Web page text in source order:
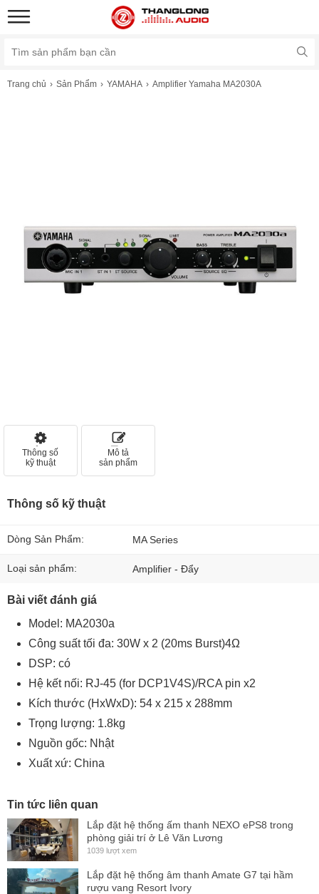
Trang chủ Sản Phẩm YAMAHA Amplifier Yamaha MA2030A
Thông số
kỹ thuật
Mô tả
sản phẩm
Thông số kỹ thuật
Dòng Sản Phẩm: MA Series
Loại sản phẩm: Amplifier - Đẩy
Bài viết đánh giá
Model: MA2030a
Công suất tối đa: 30W x 2 (20ms Burst)4Ω
DSP: có
Hệ kết nối: RJ-45 (for DCP1V4S)/RCA pin x2
Kích thước (HxWxD): 54 x 215 x 288mm
Trọng lượng: 1.8kg
Nguồn gốc: Nhật
Xuất xứ: China
Tin tức liên quan
Lắp đặt hệ thống ấm thanh NEXO ePS8 trong
phòng giải trí ở Lê Văn Lương
1039 lượt xem
Lắp đặt hệ thống âm thanh Amate G7 tại hầm
rượu vang Resort Ivory